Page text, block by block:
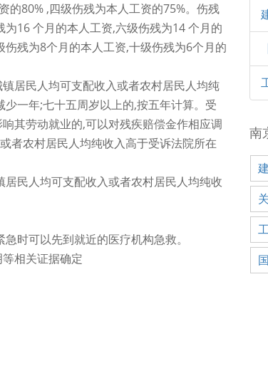
的80% ,四级伤残为本人工资的75%。伤残
16 个月的本人工资,六级伤残为14 个月的
残为8个月的本人工资,十级伤残为6个月的
居民人均可支配收入或者农村居民人均纯
一年;七十五周岁以上的,按五年计算。受
其劳动就业的,可以对残疾赔偿金作相应调
者农村居民人均纯收入高于受诉法院所在
民人均可支配收入或者农村居民人均纯收
时可以先到就近的医疗机构急救。
相关证据确定
南